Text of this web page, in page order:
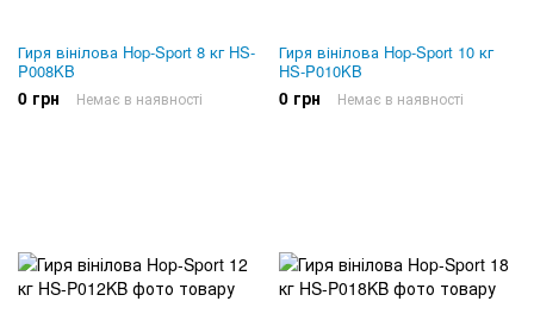
Гиря вінілова Hop-Sport 8 кг HS-
P008KB
0 грн Немає в наявності
Гиря вінілова Hop-Sport 10 кг
HS-P010KB
0 грн Немає в наявності